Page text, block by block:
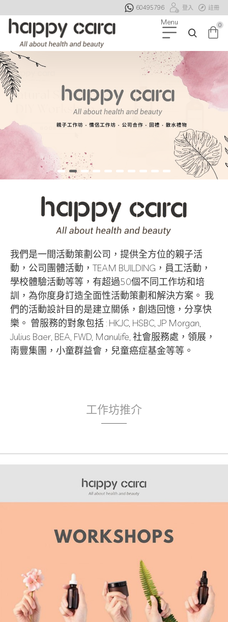
60495796 登入 註冊
0
我們是一間活動策劃公司，提供全方位的親子活
動，公司團體活動，TEAM BUILDING，員工活動，
學校體驗活動等等，有超過50個不同工作坊和培
訓，為你度身訂造全面性活動策劃和解決方案。 我
們的活動設計目的是建立關係，創造回憶，分享快
樂。 曾服務的對象包括 : HKJC, HSBC, JP Morgan,
Julius Baer, BEA, FWD, Manulife, 社會服務處，領展，
南豐集團，小童群益會，兒童癌症基金等等。
工作坊推介